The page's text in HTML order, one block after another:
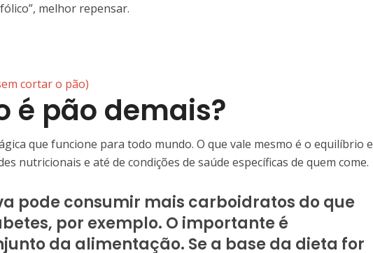
melhor repensar.
cortar o pão)
é pão demais?
que funcione para todo mundo. O que vale mesmo é o equilíbrio e
nutricionais e até de condições de saúde específicas de quem come.
pode consumir mais carboidratos do que
por exemplo. O importante é
da alimentação. Se a base da dieta for